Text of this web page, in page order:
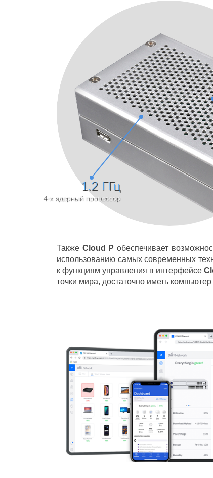
1.2 ГГц
4-х ядерный процессор
Также Cloud P обеспечивает
использованию самых современных
к функциям управления в интерфейсе
точки мира, достаточно иметь